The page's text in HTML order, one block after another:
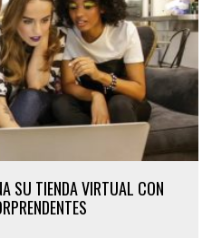
SU TIENDA VIRTUAL CON